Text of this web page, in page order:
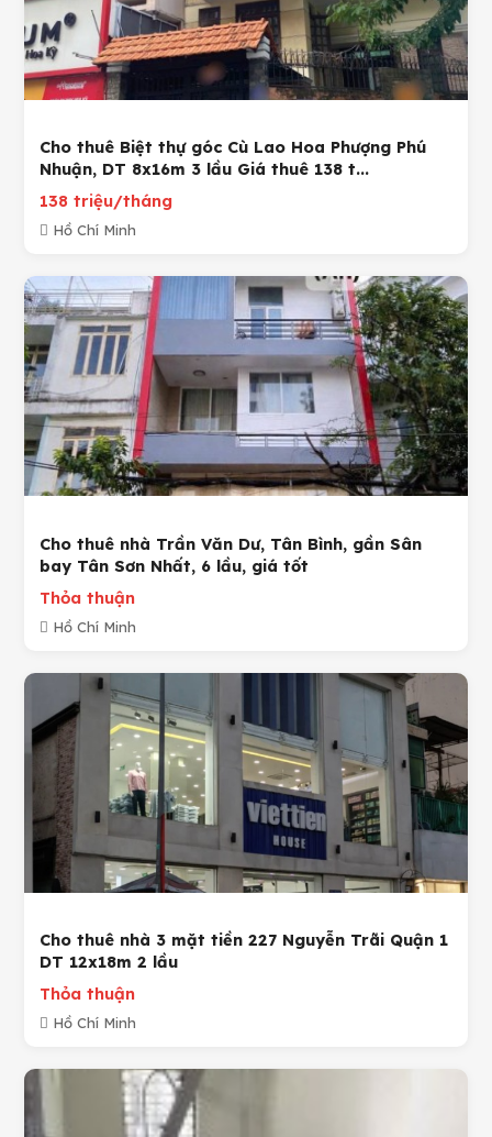
Cho thuê Biệt thự góc Cù Lao Hoa Phượng Phú
Nhuận, DT 8x16m 3 lầu Giá thuê 138 t...
138 triệu/tháng
Hồ Chí Minh
Cho thuê nhà Trần Văn Dư, Tân Bình, gần Sân
bay Tân Sơn Nhất, 6 lầu, giá tốt
Thỏa thuận
Hồ Chí Minh
Cho thuê nhà 3 mặt tiền 227 Nguyễn Trãi Quận 1
DT 12x18m 2 lầu
Thỏa thuận
Hồ Chí Minh